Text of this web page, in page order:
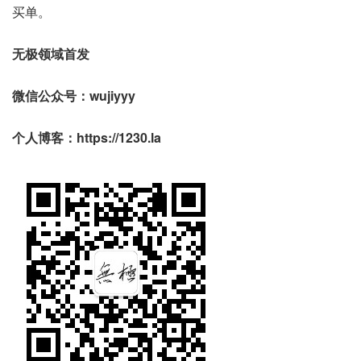
买单。
无极领域首发
微信公众号：wujiyyy
个人博客：https://1230.la